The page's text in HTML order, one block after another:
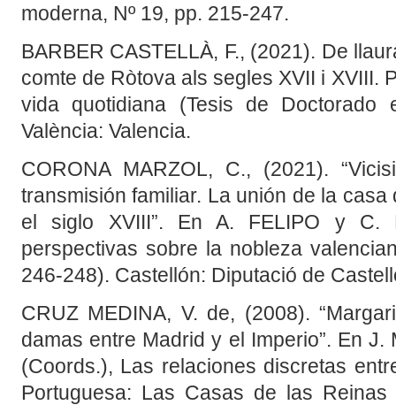
moderna, Nº 19, pp. 215-247.
BARBER CASTELLÀ, F., (2021). De
comte de Ròtova als segles XVII i XVIII.
vida quotidiana (Tesis de Doctorado
València: Valencia.
CORONA MARZOL, C., (2021).
transmisión familiar. La unión de la
el siglo XVIII”. En A. FELIPO y C.
perspectivas sobre la nobleza
246-248). Castellón: Diputació de
CRUZ MEDINA, V. de, (2008).
damas entre Madrid y el Imperio”. En J.
(Coords.), Las relaciones discretas
Portuguesa: Las Casas de las